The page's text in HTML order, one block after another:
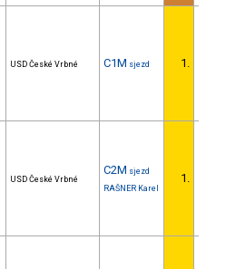
USD České Vrbné C1M sjezd 1.
USD České Vrbné
C2M sjezd
RAŠNER Karel
1.